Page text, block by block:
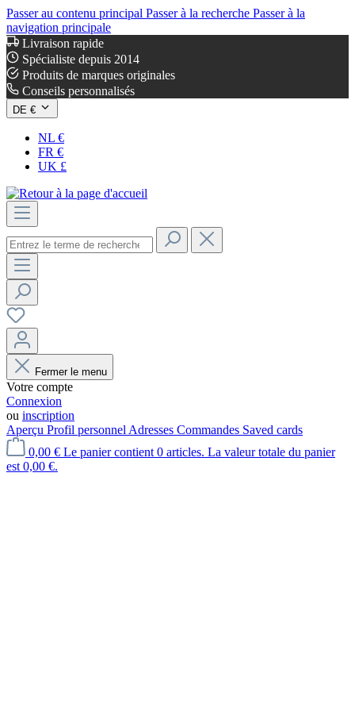
Passer au contenu principal Passer à la recherche Passer à la
navigation principale
Livraison rapide
Spécialiste depuis 2014
Produits de marques originales
Conseils personnalisés
DE €
NL €
FR €
UK £
Fermer le menu
Votre compte
Connexion
ou inscription
Aperçu Profil personnel Adresses Commandes Saved cards
0,00 € Le panier contient 0 articles. La valeur totale du panier
est 0,00 €.